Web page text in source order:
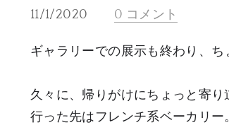
11/1/2020 0 コメント
ギャラリーでの展示も終わり、ち
久々に、帰りがけにちょっと寄り
行った先はフレンチ系ベーカリー